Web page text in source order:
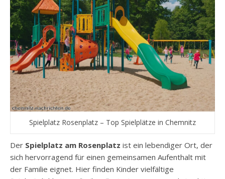
Spielplatz Rosenplatz – Top Spielplätze in Chemnitz
Der Spielplatz am Rosenplatz ist ein lebendiger Ort, der
sich hervorragend für einen gemeinsamen Aufenthalt mit
der Familie eignet. Hier finden Kinder vielfältige